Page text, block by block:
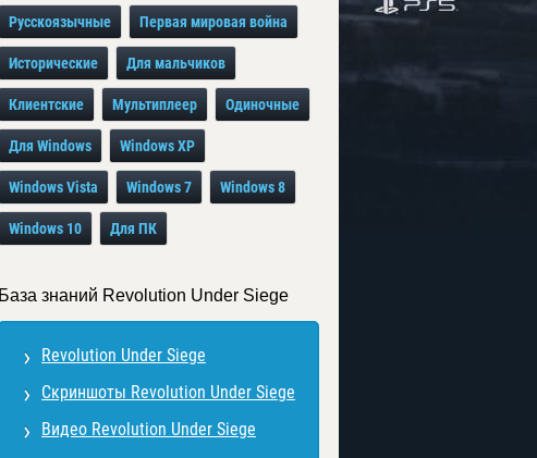
Русскоязычные Первая мировая война
Исторические Для мальчиков
Клиентские Мультиплеер Одиночные
Для Windows Windows XP
Windows Vista Windows 7 Windows 8
Windows 10 Для ПК
База знаний Revolution Under Siege
Revolution Under Siege
Скриншоты Revolution Under Siege
Видео Revolution Under Siege